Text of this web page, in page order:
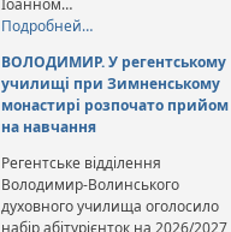
Іоанном…
Подробней…
ВОЛОДИМИР. У регентському
училищі при Зимненському
монастирі розпочато прийом
на навчання
Регентське відділення
Володимир-Волинського
духовного училища оголосило
набір абітурієнток на 2026/2027